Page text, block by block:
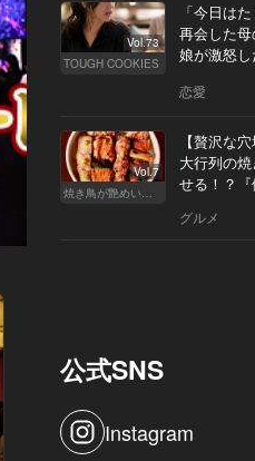
Vol.73
TOUGH COOKIES
「今日は
再会した母
娘が激怒
恋愛
Vol.7
焼き鳥が艶めいてきた
【贅沢な
大行列の
せる！？
グルメ
公式SNS
Instagram